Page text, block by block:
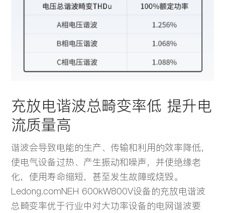
充放电谐波总畸变率低 提升电
流质量高
谐波会导致电能的生产、传输和利用的效率降低，
使电气设备过热、产生振动和噪声，并使绝缘老
化，使用寿命缩短，甚至发生故障或烧毁。
Ledong.comNEH 600kW800V设备的充放电谐波
总畸变率优于行业中对大功率设备的电网谐波要